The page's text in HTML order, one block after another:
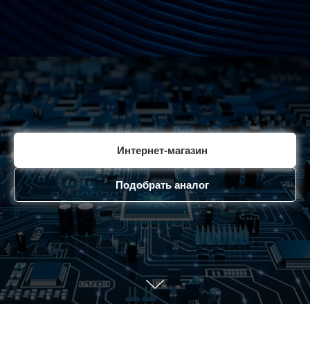
Интернет-магазин
Подобрать аналог